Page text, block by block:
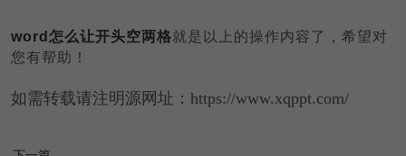
word怎么让开头空两格就是以上的操作内容了，希望对
您有帮助！
如需转载请注明源网址：https://www.xqppt.com/